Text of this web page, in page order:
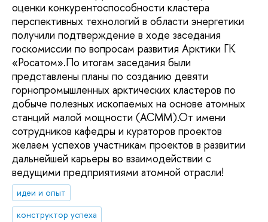
оценки конкурентоспособности кластера
перспективных технологий в области энергетики
получили подтверждение в ходе заседания
госкомиссии по вопросам развития Арктики ГК
«Росатом».По итогам заседания были
представлены планы по созданию девяти
горнопромышленных арктических кластеров по
добыче полезных ископаемых на основе атомных
станций малой мощности (АСММ).От имени
сотрудников кафедры и кураторов проектов
желаем успехов участникам проектов в развитии
дальнейшей карьеры во взаимодействии с
ведущими предприятиями атомной отрасли!
идеи и опыт
конструктор успеха